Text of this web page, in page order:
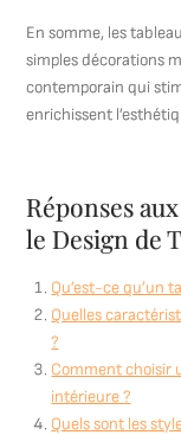
En somme, les
simples décorations
contemporain qui
enrichissent
Réponses
le Design de
Qu’est-ce qu’un
Quelles
?
Comment choisir
intérieure ?
Quels sont les